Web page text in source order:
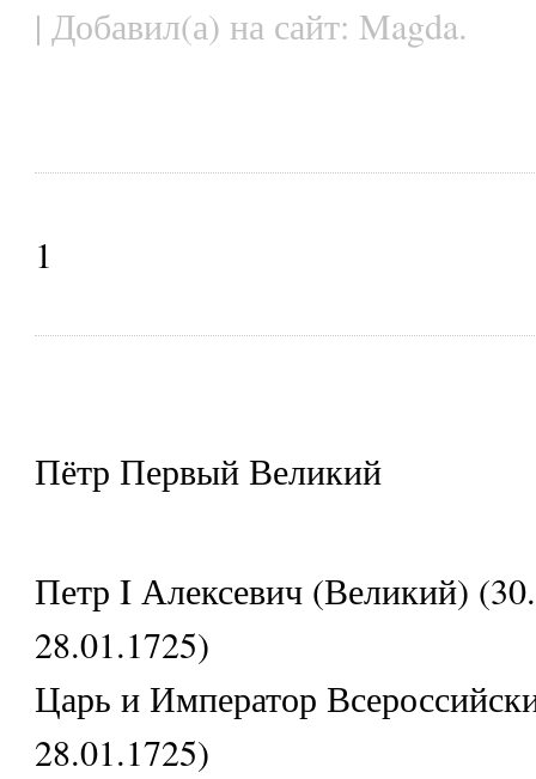
| Добавил(а) на сайт: Magda.
1
Пётр Первый Великий
Петр I Алексевич (Великий)
28.01.1725)
Царь и Император
28.01.1725)